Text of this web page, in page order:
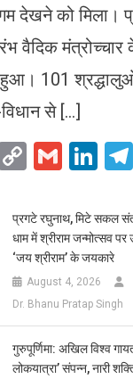
देखने को मिला।
वैदिक मंत्रोच्चार
हुआ। 101
से […]
WhatsApp
CopyGmail
प्रगटे रघुनाथ, मिटे सकल
धाम में श्रीराम जन्मोत्सव
‘जय श्रीराम’ के जयकारे
August 4, 2026
Dr. Bhanu Pratap Singh
गुरुपूर्णिमा: अखिल विश्व
लोकयात्रा’ संपन्न, नारी